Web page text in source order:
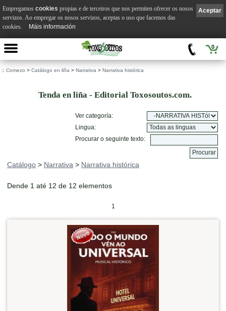
0
:: Comezo > Catálogo en liña > Narrativa > Narrativa histórica
Tenda en liña - Editorial Toxosoutos.com.
Ver categoría:
Lingua:
Procurar o seguinte texto:
Catálogo > Narrativa > Narrativa histórica
Dende 1 até 12 de 12 elementos
1
Aceptar
Empregamos cookies propias e de terceiros que nos permiten ofrecer os nosos
servizos. Ao empregar os nosos servizos, aceptas o uso que facemos das
cookies.
Máis información